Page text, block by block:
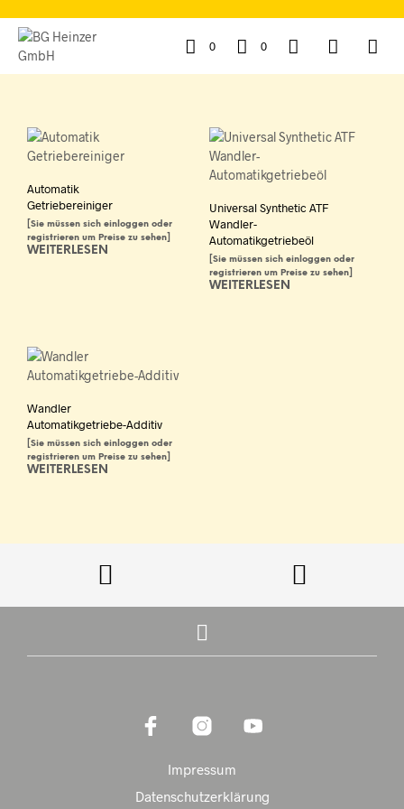
0 0
Automatik
Getriebereiniger
[Sie müssen sich einloggen oder
registrieren um Preise zu sehen]
WEITERLESEN
Universal Synthetic ATF
Wandler-
Automatikgetriebeöl
[Sie müssen sich einloggen oder
registrieren um Preise zu sehen]
WEITERLESEN
Wandler
Automatikgetriebe-Additiv
[Sie müssen sich einloggen oder
registrieren um Preise zu sehen]
WEITERLESEN
Impressum
Datenschutzerklärung